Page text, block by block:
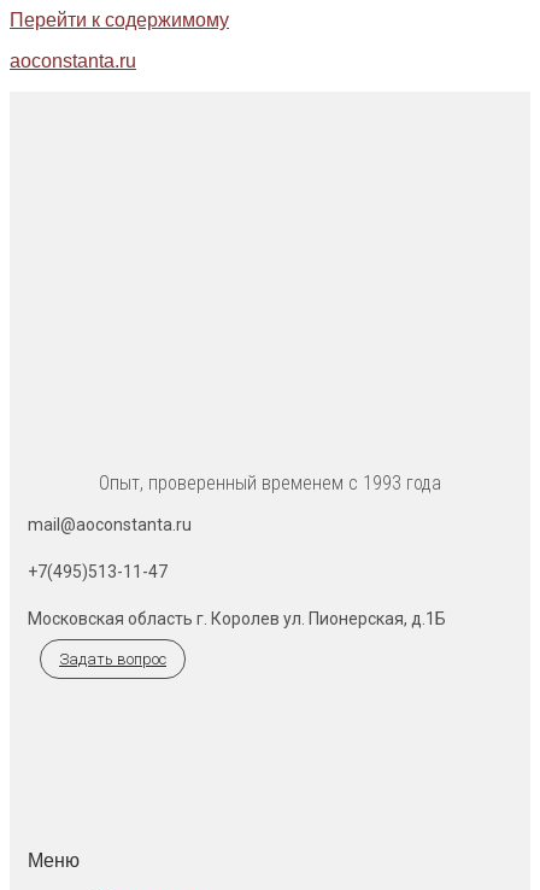
Перейти к содержимому
aoconstanta.ru
Опыт, проверенный временем с 1993 года
mail@aoconstanta.ru
+7(495)513-11-47
Московская область г. Королев ул. Пионерская, д.1Б
Задать вопрос
Меню